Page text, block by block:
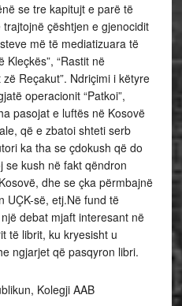
se tre kapitujt e parë të
çështjen e gjenocidit
më të mediatizuara të
Kleçkës”, “Rastit në
Reçakut”. Ndriçimi i këtyre
operacionit “Patkoi”,
pasojat e luftës në Kosovë
që e zbatoi shteti serb
ka tha se çdokush që do
se kush në fakt qëndron
dhe se çka përmbajnë
UÇK-së, etj.Në fund të
debat mjaft interesant në
të librit, ku kryesisht u
ngjarjet që pasqyron libri.
Kolegji AAB